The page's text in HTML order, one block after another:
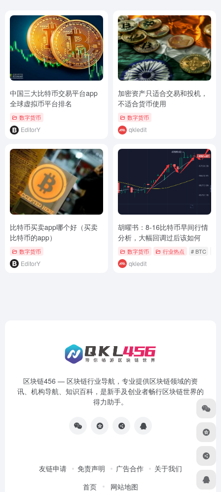
中国三大比特币交易平台app
全球虚拟币平台排名
数字货币
EditorY
加密资产只适合交易和投机，
不适合货币使用
数字货币
qkledit
比特币买卖app哪个好（买卖
比特币的app）
数字货币
EditorY
胡曜书：8-16比特币早间行情
分析，大幅回调过后该如何
数字货币 行业热点 # BTC
qkledit
区块链456 — 区块链行业导航，专业提供区块链领域的资
讯、机构导航、知识百科，是新手及创业者畅行区块链世界的
得力助手。
友链申请 免责声明 广告合作
关于我们
首页
网站地图